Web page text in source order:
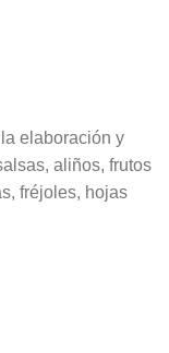
elaboración y
aliños, frutos
fréjoles, hojas